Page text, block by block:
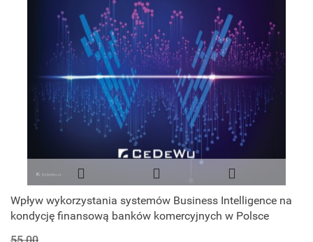
Wpływ wykorzystania systemów Business Intelligence na
kondycję finansową banków komercyjnych w Polsce